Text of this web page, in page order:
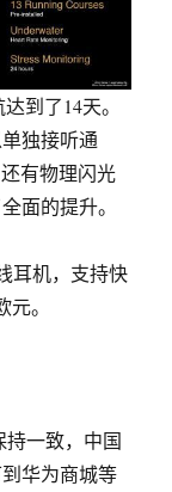
到了14天。
独接听通
有物理闪光
面的提升。
耳机，支持快
。
一致， 中国
华为商城等